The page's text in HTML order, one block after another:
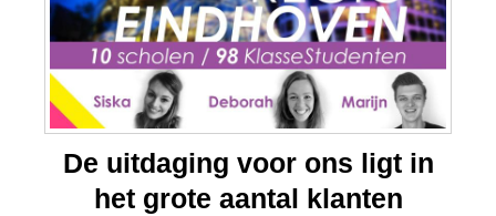
De uitdaging voor ons ligt in
het grote aantal klanten